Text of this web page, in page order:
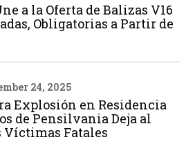
a la Oferta de Balizas V16
Obligatorias a Partir de
24, 2025
Explosión en Residencia
de Pensilvania Deja al
Víctimas Fatales